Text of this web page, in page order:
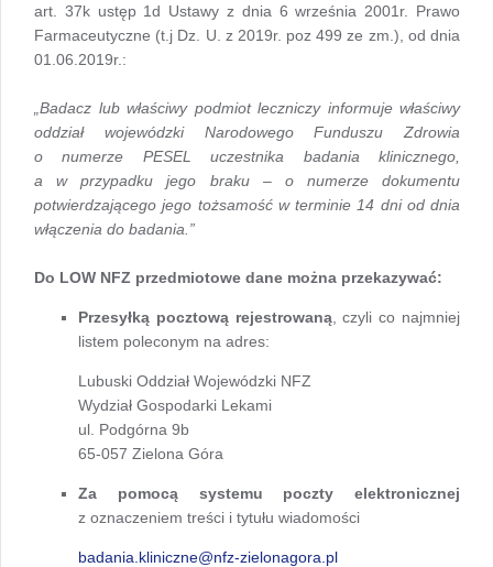
art. 37k ustęp 1d Ustawy z dnia 6 września 2001r. Prawo
Farmaceutyczne (t.j Dz. U. z 2019r. poz 499 ze zm.), od dnia
01.06.2019r.:
„Badacz lub właściwy podmiot leczniczy informuje właściwy
oddział wojewódzki Narodowego Funduszu Zdrowia
o numerze PESEL uczestnika badania klinicznego,
a w przypadku jego braku – o numerze dokumentu
potwierdzającego jego tożsamość w terminie 14 dni od dnia
włączenia do badania.”
Do LOW NFZ przedmiotowe dane można przekazywać:
Przesyłką pocztową rejestrowaną, czyli co najmniej
listem poleconym na adres:
Lubuski Oddział Wojewódzki NFZ
Wydział Gospodarki Lekami
ul. Podgórna 9b
65-057 Zielona Góra
Za pomocą systemu poczty elektronicznej
z oznaczeniem treści i tytułu wiadomości
badania.kliniczne@nfz-zielonagora.pl